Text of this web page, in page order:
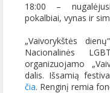
18:00 –
pokalbiai, vynas ir
„Vaivorykštės
Nacionalinės
organizuojamo
dalis. Išsamią
čia. Renginį remia